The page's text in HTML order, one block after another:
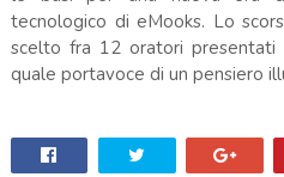
tecnologico di eMooks. Lo
scelto fra 12 oratori presentati
quale portavoce di un pensiero